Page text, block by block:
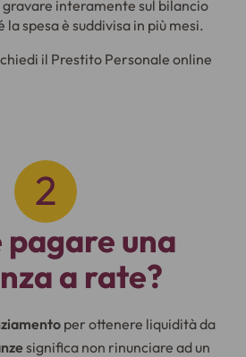
interamente sul bilancio
spesa è suddivisa in più mesi.
il Prestito Personale online
pagare una
a rate?
per ottenere liquidità da
significa non rinunciare ad un